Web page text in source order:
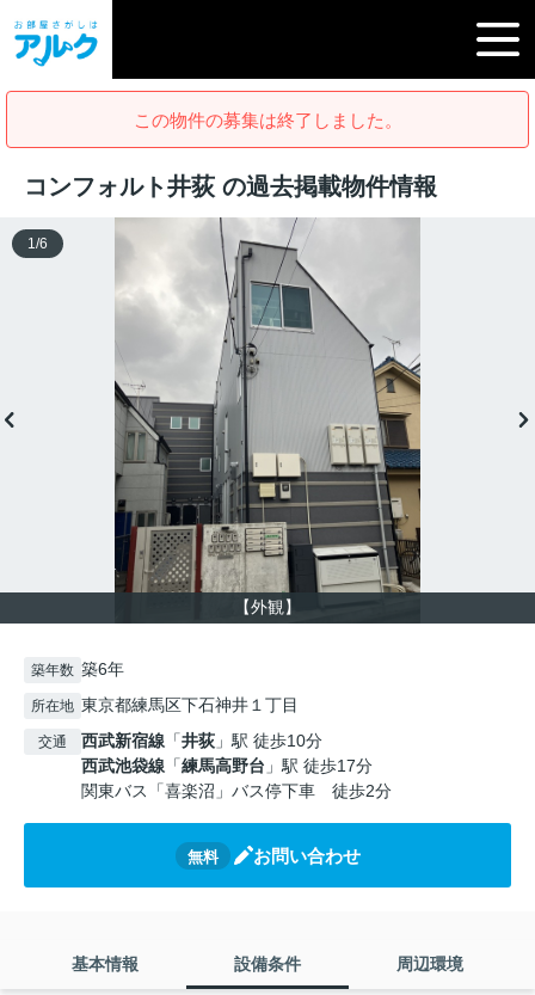
この物件の募集は終了しました。
コンフォルト井荻 の過去掲載物件情報
【外観】
1 /6
築年数 築6年
所在地 東京都練馬区下石神井１丁目
交通 西武新宿線 「井荻 」駅 徒歩10分
西武池袋線 「練馬高野台 」駅 徒歩17分
関東バス「喜楽沼」バス停下車 徒歩2分
無料 お問い合わせ
基本情報 設備条件 周辺環境